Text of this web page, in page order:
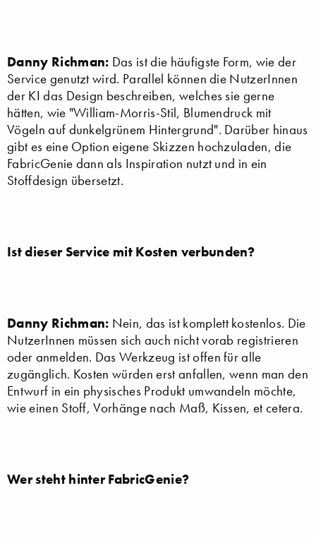
Danny Richman: Das ist die häufigste Form, wie der
Service genutzt wird. Parallel können die NutzerInnen
der KI das Design beschreiben, welches sie gerne
hätten, wie "William-Morris-Stil, Blumendruck mit
Vögeln auf dunkelgrünem Hintergrund". Darüber hinaus
gibt es eine Option eigene Skizzen hochzuladen, die
FabricGenie dann als Inspiration nutzt und in ein
Stoffdesign übersetzt.
Ist dieser Service mit Kosten verbunden?
Danny Richman: Nein, das ist komplett kostenlos. Die
NutzerInnen müssen sich auch nicht vorab registrieren
oder anmelden. Das Werkzeug ist offen für alle
zugänglich. Kosten würden erst anfallen, wenn man den
Entwurf in ein physisches Produkt umwandeln möchte,
wie einen Stoff, Vorhänge nach Maß, Kissen, et cetera.
Wer steht hinter FabricGenie?